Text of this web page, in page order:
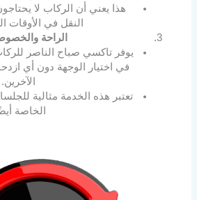
هذا يعني أن الركاب لا
النقل في الأوقات
الراحة
يوفر تاكسي صباح الناصر
في اختيار الوجهة دون أي
الآخرين.
تعتبر هذه الخدمة مثالية
الخاصة